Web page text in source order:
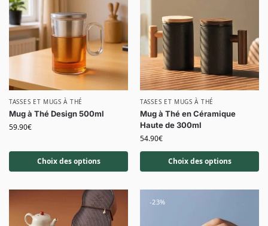
TASSES ET MUGS À THÉ
Mug à Thé Design 500ml
59.90€
Choix des options
TASSES ET MUGS À THÉ
Mug à Thé en Céramique
Haute de 300ml
54.90€
Choix des options
-23%